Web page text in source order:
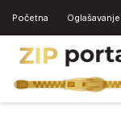
Početna Oglašavanje